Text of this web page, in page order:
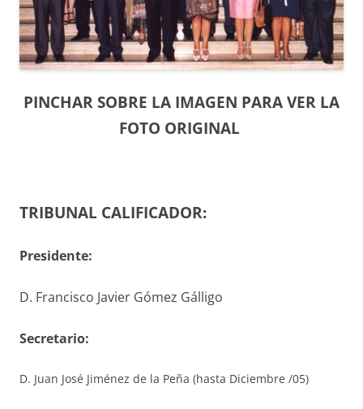
PINCHAR SOBRE LA IMAGEN PARA VER LA
FOTO ORIGINAL
TRIBUNAL CALIFICADOR:
Presidente:
D. Francisco Javier Gómez Gálligo
Secretario:
D. Juan José Jiménez de la Peña (hasta Diciembre /05)